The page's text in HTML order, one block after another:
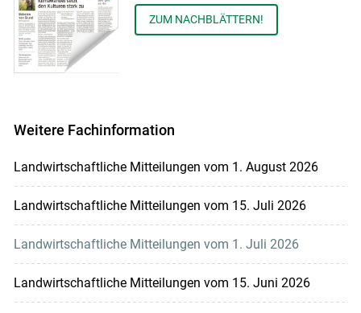
ZUM NACHBLÄTTERN!
Weitere Fachinformation
Landwirtschaftliche Mitteilungen vom 1. August 2026
Landwirtschaftliche Mitteilungen vom 15. Juli 2026
Landwirtschaftliche Mitteilungen vom 1. Juli 2026
Landwirtschaftliche Mitteilungen vom 15. Juni 2026